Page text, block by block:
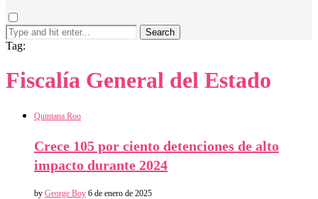
Search
Tag:
Fiscalía General del Estado
Quintana Roo
Crece 105 por ciento detenciones de alto
impacto durante 2024
by George Boy 6 de enero de 2025